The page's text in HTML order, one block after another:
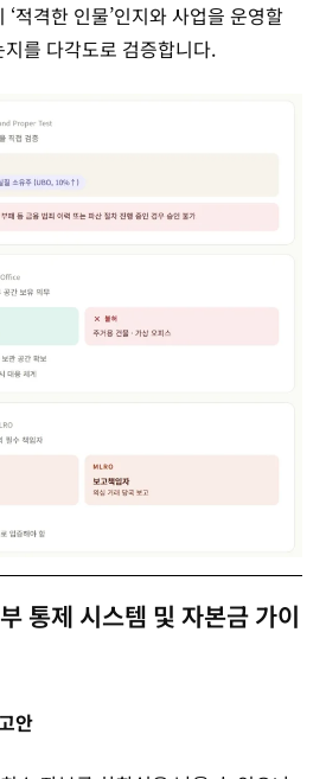
‘적격한 인물’인지와사업을 운영할
를 다각도로 검증합니다.
통제 시스템 및 자본금 가이
안